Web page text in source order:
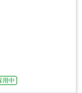
用中